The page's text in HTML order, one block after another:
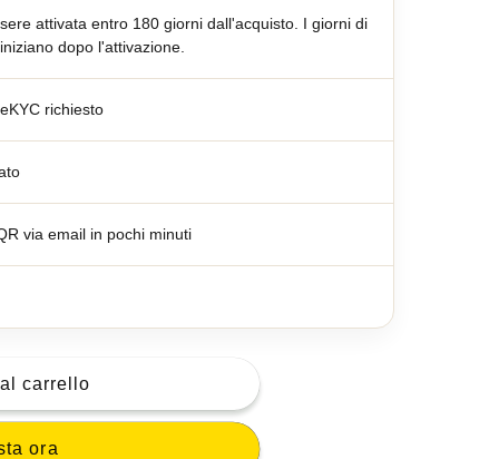
attivata entro 180 giorni dall'acquisto. I giorni di
dopo l'attivazione.
richiesto
via email in pochi minuti
carrello
ora